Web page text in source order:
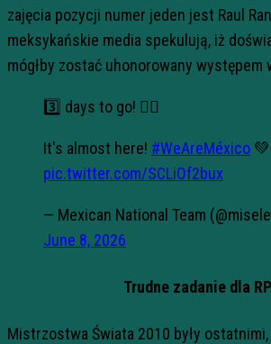
zajęcia pozycji numer jeden jest Raul
meksykańskie media spekulują, iż
mógłby zostać uhonorowany występem
3️⃣ days to go! 😮‍💨
It's almost here! #WeAreMéxico 💚
pic.twitter.com/SCLiOf2bux
— Mexican National Team
June 8, 2026
Trudne zadanie dla
Mistrzostwa Świata 2010 były